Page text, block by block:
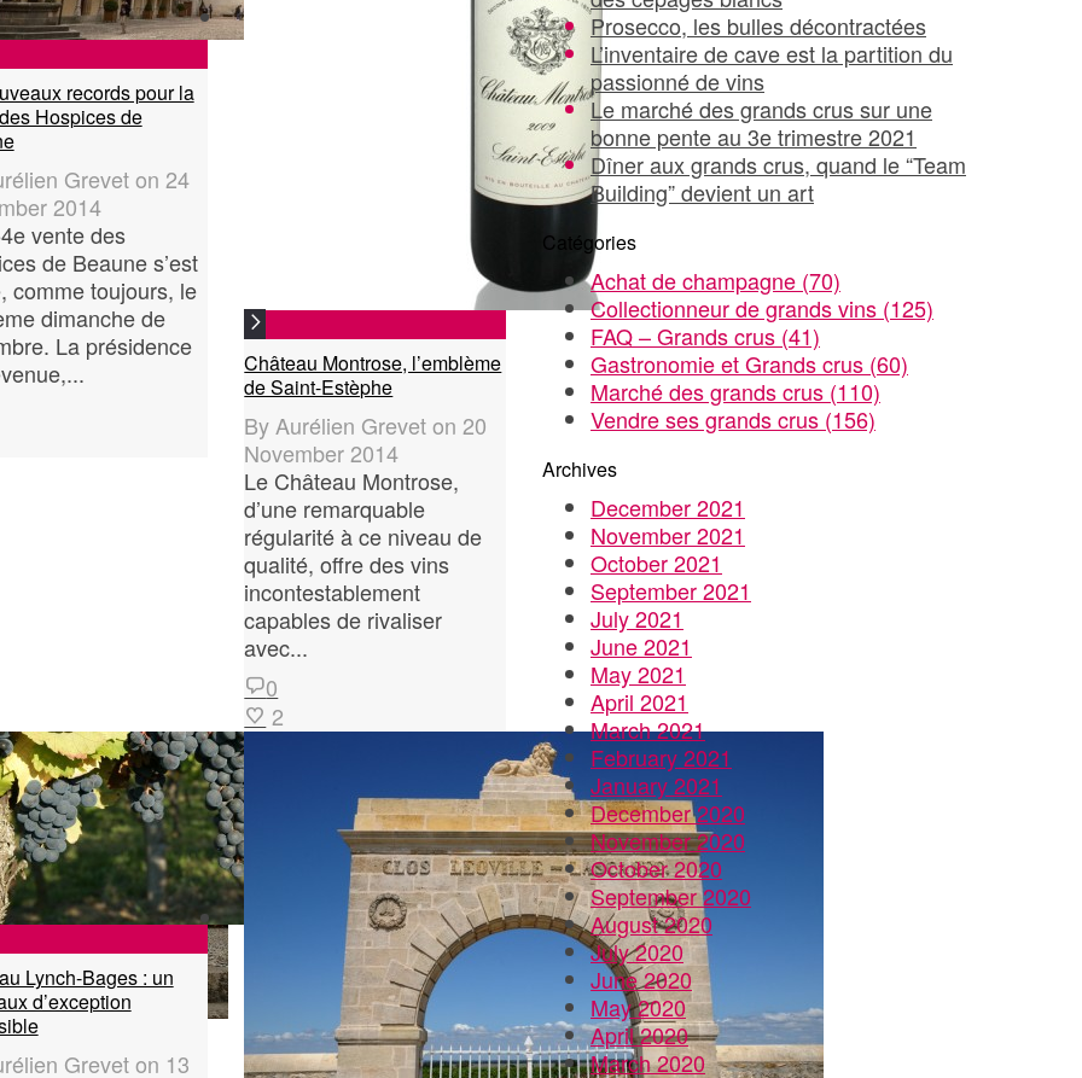
records pour la
Hospices de
Greveton 24
2014
vente des
de Beaune s’est
comme toujours, le
dimanche de
La présidence
Château Montrose, l’emblème
de Saint-Estèphe
By Aurélien Greveton 20
November 2014
Le Château Montrose,
d’une remarquable
régularité à ce niveau de
qualité, offre des vins
incontestablement
capables de rivaliser
avec...
0
2
Lynch-Bages : un
d’exception
Greveton 13
Prosecco, les bulles décontractées
L’inventaire de cave est la partition du
passionné de vins
Le marché des grands crus sur une
bonne pente au 3e trimestre 2021
Dîner aux grands crus, quand le “Team
Building” devient un art
Catégories
Achat de champagne (70)
Collectionneur de grands vins (125)
FAQ – Grands crus (41)
Gastronomie et Grands crus (60)
Marché des grands crus (110)
Vendre ses grands crus (156)
Archives
December 2021
November 2021
October 2021
September 2021
July 2021
June 2021
May 2021
April 2021
March 2021
February 2021
January 2021
December 2020
November 2020
October 2020
September 2020
August 2020
July 2020
June 2020
May 2020
April 2020
March 2020